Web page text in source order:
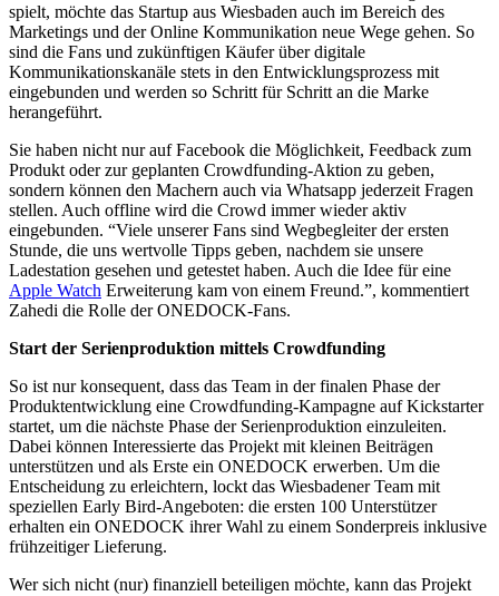
spielt, möchte das Startup aus Wiesbaden auch im Bereich des
Marketings und der Online Kommunikation neue Wege gehen. So
sind die Fans und zukünftigen Käufer über digitale
Kommunikationskanäle stets in den Entwicklungsprozess mit
eingebunden und werden so Schritt für Schritt an die Marke
herangeführt.
Sie haben nicht nur auf Facebook die Möglichkeit, Feedback zum
Produkt oder zur geplanten Crowdfunding-Aktion zu geben,
sondern können den Machern auch via Whatsapp jederzeit Fragen
stellen. Auch offline wird die Crowd immer wieder aktiv
eingebunden. “Viele unserer Fans sind Wegbegleiter der ersten
Stunde, die uns wertvolle Tipps geben, nachdem sie unsere
Ladestation gesehen und getestet haben. Auch die Idee für eine
Apple Watch Erweiterung kam von einem Freund.”, kommentiert
Zahedi die Rolle der ONEDOCK-Fans.
Start der Serienproduktion mittels Crowdfunding
So ist nur konsequent, dass das Team in der finalen Phase der
Produktentwicklung eine Crowdfunding-Kampagne auf Kickstarter
startet, um die nächste Phase der Serienproduktion einzuleiten.
Dabei können Interessierte das Projekt mit kleinen Beiträgen
unterstützen und als Erste ein ONEDOCK erwerben. Um die
Entscheidung zu erleichtern, lockt das Wiesbadener Team mit
speziellen Early Bird-Angeboten: die ersten 100 Unterstützer
erhalten ein ONEDOCK ihrer Wahl zu einem Sonderpreis inklusive
frühzeitiger Lieferung.
Wer sich nicht (nur) finanziell beteiligen möchte, kann das Projekt